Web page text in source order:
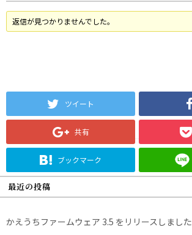
返信が見つかりませんでした。
ツイート
共有
ブックマーク
最近の投稿
かえうちファームウェア 3.5 をリリースしました